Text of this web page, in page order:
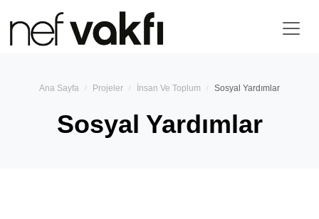
Ana Sayfa Projeler İnsan Ve Toplum Sosyal Yardımlar
Sosyal Yardımlar